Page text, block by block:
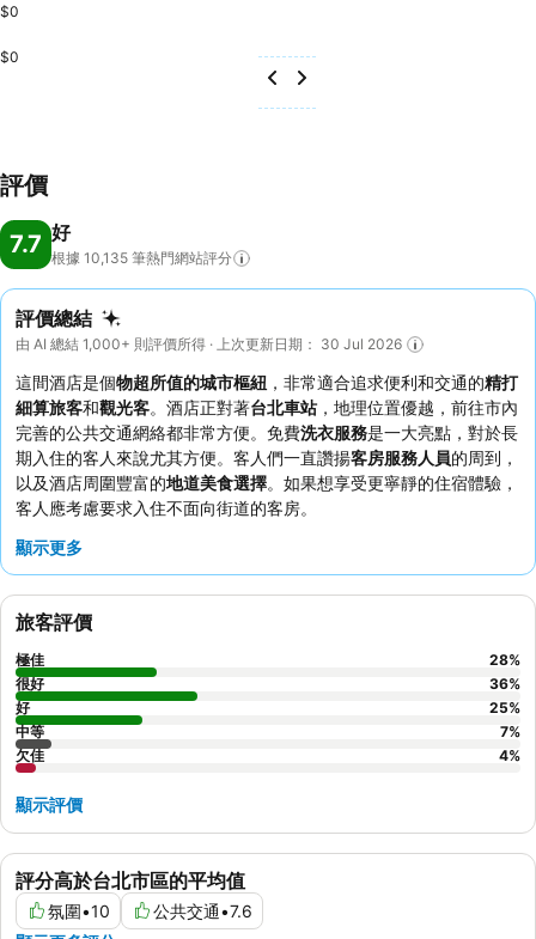
$0
$0
評價
7.7 好
根據 10,135 筆熱門網站評分
評價總結
由 AI 總結 1,000+ 則評價所得 · 上次更新日期： 30 Jul 2026
這間酒店是個物超所值的城市樞紐 ，非常適合追求便利和交通的精打
細算旅客和觀光客。酒店正對著台北車站 ，地理位置優越，前往市內
完善的公共交通網絡都非常方便。免費洗衣服務是一大亮點，對於長
期入住的客人來說尤其方便。客人們一直讚揚客房服務人員的周到，
以及酒店周圍豐富的地道美食選擇。如果想享受更寧靜的住宿體驗，
客人應考慮要求入住不面向街道的客房。
顯示更多
評分高於台北市區的平均值
氛圍•10 公共交通•7.6
旅客評價
極佳 28%
很好
36%
好
25%
中等
7%
欠佳
4%
顯示評價